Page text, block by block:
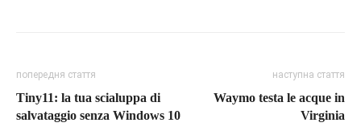
попередня стаття
Tiny11: la tua scialuppa di
salvataggio senza Windows 10
наступна стаття
Waymo testa le acque in
Virginia